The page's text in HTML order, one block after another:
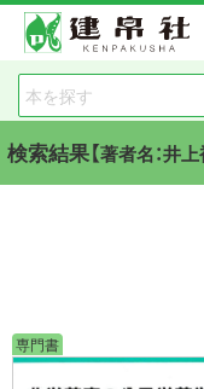
検索結果【著者名：井
専門書